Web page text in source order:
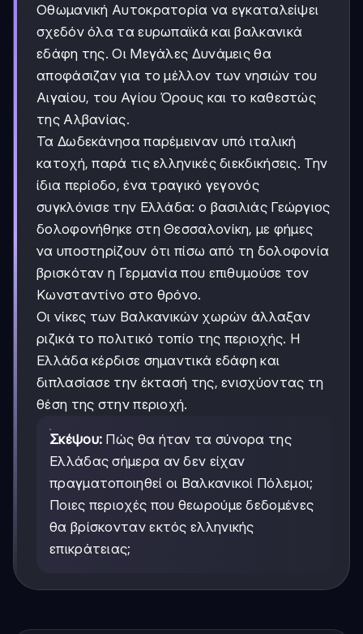
Οθωμανική Αυτοκρατορία να εγκαταλείψει
σχεδόν όλα τα ευρωπαϊκά και βαλκανικά
εδάφη της. Οι Μεγάλες Δυνάμεις θα
αποφάσιζαν για το μέλλον των νησιών του
Αιγαίου, του Αγίου Όρους και το καθεστώς
της Αλβανίας.
Τα Δωδεκάνησα παρέμειναν υπό ιταλική
κατοχή, παρά τις ελληνικές διεκδικήσεις. Την
ίδια περίοδο, ένα τραγικό γεγονός
συγκλόνισε την Ελλάδα: ο βασιλιάς Γεώργιος
δολοφονήθηκε στη Θεσσαλονίκη, με φήμες
να υποστηρίζουν ότι πίσω από τη δολοφονία
βρισκόταν η Γερμανία που επιθυμούσε τον
Κωνσταντίνο στο θρόνο.
Οι νίκες των Βαλκανικών χωρών άλλαξαν
ριζικά το πολιτικό τοπίο της περιοχής. Η
Ελλάδα κέρδισε σημαντικά εδάφη και
διπλασίασε την έκτασή της, ενισχύοντας τη
θέση της στην περιοχή.
Σκέψου: Πώς θα ήταν τα σύνορα της
Ελλάδας σήμερα αν δεν είχαν
πραγματοποιηθεί οι Βαλκανικοί Πόλεμοι;
Ποιες περιοχές που θεωρούμε δεδομένες
θα βρίσκονταν εκτός ελληνικής
επικράτειας;